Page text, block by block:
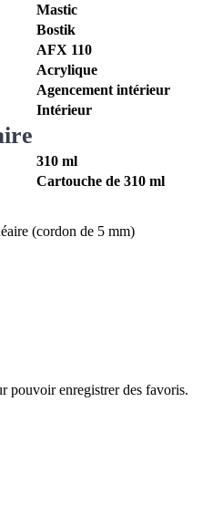
Mastic
Bostik
AFX 110
Acrylique
Agencement intérieur
Intérieur
310 ml
Cartouche de 310 ml
(cordon de 5 mm)
pouvoir enregistrer des favoris.